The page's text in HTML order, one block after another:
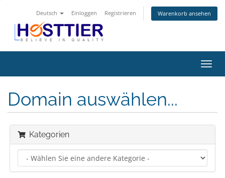
Deutsch Einloggen Registrieren Warenkorb ansehen
ein-/
Domain auswählen...
Kategorien